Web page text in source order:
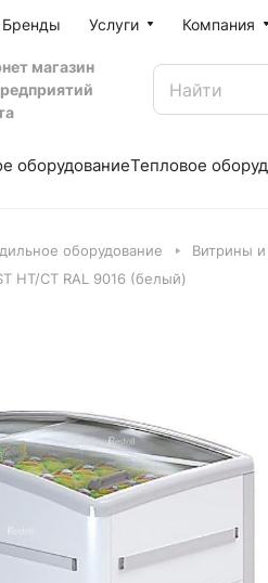
Бренды Услуги Компания
магазин
оборудованиеТепловое
оборудование Витрины
HT/СТ RAL 9016 (белый)